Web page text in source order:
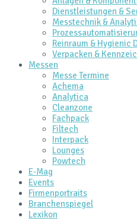
Dienstleistungen &
Messtechnik &
Reinraum & Hygienic
Verpacken &
Messen
Messe Termine
Achema
Analytica
Cleanzone
Fachpack
Filtech
Interpack
Lounges
Powtech
E‑Mag
Events
Firmenportraits
Branchenspiegel
Lexikon